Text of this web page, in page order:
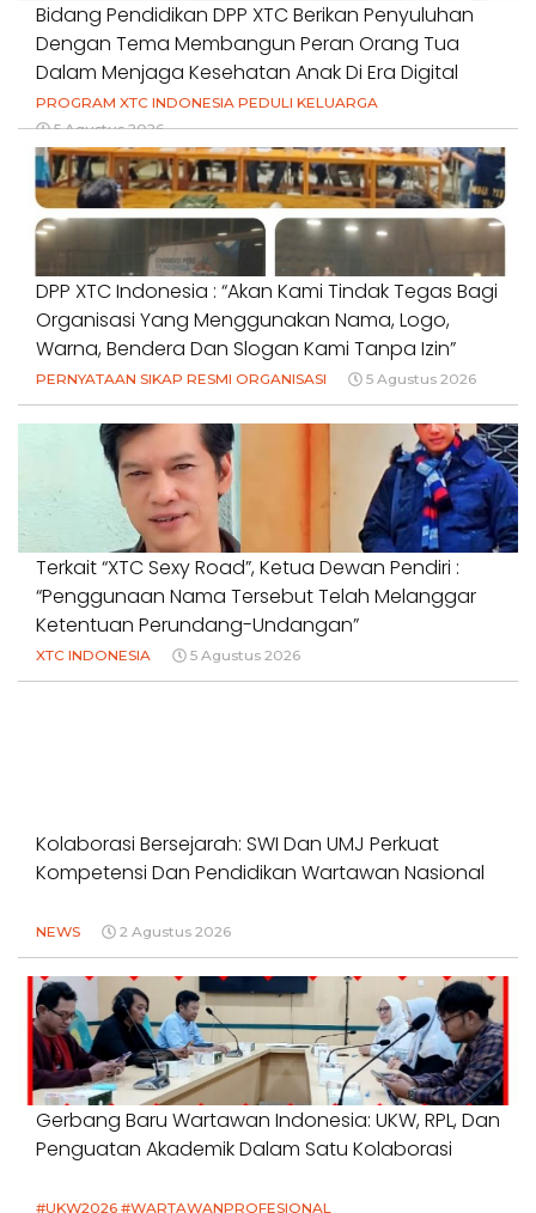
Bidang Pendidikan DPP XTC Berikan Penyuluhan
Dengan Tema Membangun Peran Orang Tua
Dalam Menjaga Kesehatan Anak Di Era Digital
PROGRAM XTC INDONESIA PEDULI KELUARGA
5 Agustus 2026
DPP XTC Indonesia : “Akan Kami Tindak Tegas Bagi
Organisasi Yang Menggunakan Nama, Logo,
Warna, Bendera Dan Slogan Kami Tanpa Izin”
PERNYATAAN SIKAP RESMI ORGANISASI 5 Agustus 2026
Terkait “XTC Sexy Road”, Ketua Dewan Pendiri :
“Penggunaan Nama Tersebut Telah Melanggar
Ketentuan Perundang-Undangan”
XTC INDONESIA 5 Agustus 2026
Kolaborasi Bersejarah: SWI Dan UMJ Perkuat
Kompetensi Dan Pendidikan Wartawan Nasional
NEWS 2 Agustus 2026
Gerbang Baru Wartawan Indonesia: UKW, RPL, Dan
Penguatan Akademik Dalam Satu Kolaborasi
#UKW2026 #WARTAWANPROFESIONAL